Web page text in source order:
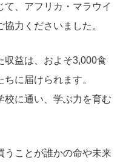
て、アフリカ・マラウイ
力くださいました。
収益は、およそ3,000食
に届けられます。
校に通い、学ぶ力を育む
うことが誰かの命や未来